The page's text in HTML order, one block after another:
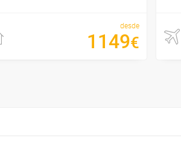
desde
1149€